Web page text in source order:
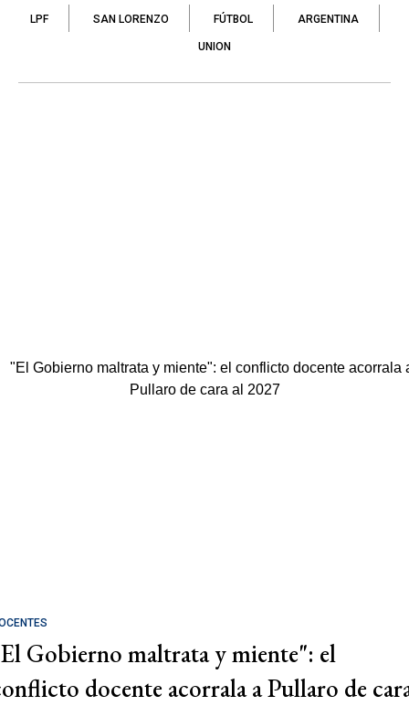
LPF SAN LORENZO FÚTBOL ARGENTINA
UNION
Gobierno maltrata y miente": el
docente acorrala a Pullaro de